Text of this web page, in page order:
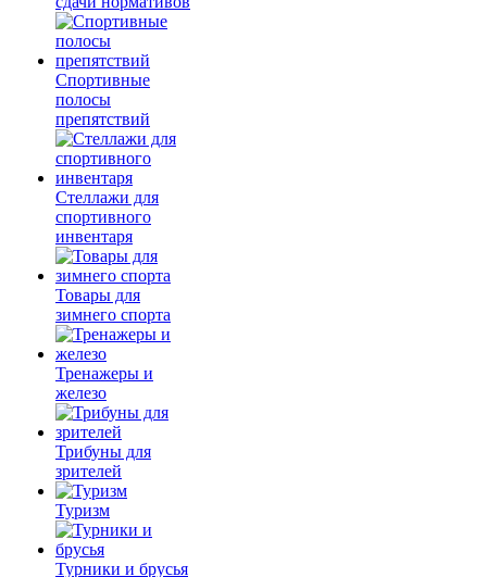
Спортивные
полосы
препятствий
Стеллажи для
спортивного
инвентаря
Товары для
зимнего спорта
Тренажеры и
железо
Трибуны для
зрителей
Туризм
Турники и брусья